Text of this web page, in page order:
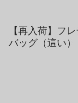
【再入荷】フ
バッグ（這い）